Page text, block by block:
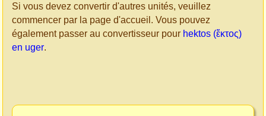
Si vous devez convertir d'autres unités, veuillez
commencer par la page d'accueil. Vous pouvez
également passer au convertisseur pour hektos (ἕκτος)
en uger.